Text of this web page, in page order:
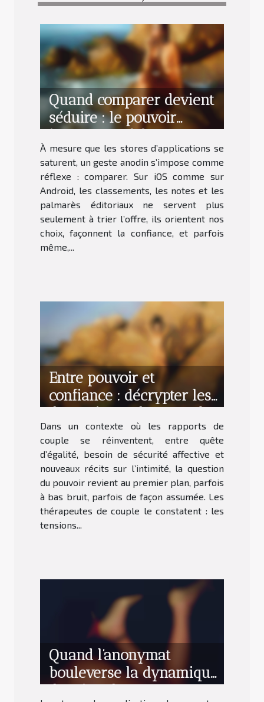
Quand comparer devient
séduire : le pouvoir
insoupçonné des
classements
d’applications
À mesure que les stores d’applications se
saturent, un geste anodin s’impose comme
réflexe : comparer. Sur iOS comme sur
Android, les classements, les notes et les
palmarès éditoriaux ne servent plus
seulement à trier l’offre, ils orientent nos
choix, façonnent la confiance, et parfois
même,...
Entre pouvoir et
confiance : décrypter les
dynamiques d’un couple
épanoui
Dans un contexte où les rapports de
couple se réinventent, entre quête
d’égalité, besoin de sécurité affective et
nouveaux récits sur l’intimité, la question
du pouvoir revient au premier plan, parfois
à bas bruit, parfois de façon assumée. Les
thérapeutes de couple le constatent : les
tensions...
Quand l’anonymat
bouleverse la dynamique
des sites de rencontres